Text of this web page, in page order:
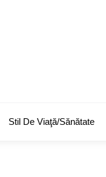
Stil De Viaţă/Sănătate